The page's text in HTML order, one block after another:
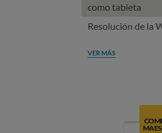
como tableta
Resolución de la
VER MÁS